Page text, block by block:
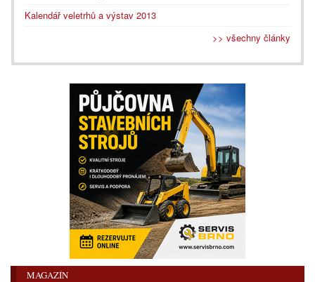
Kalendář veletrhů a výstav 2013
>> všechny články
MAGAZÍN